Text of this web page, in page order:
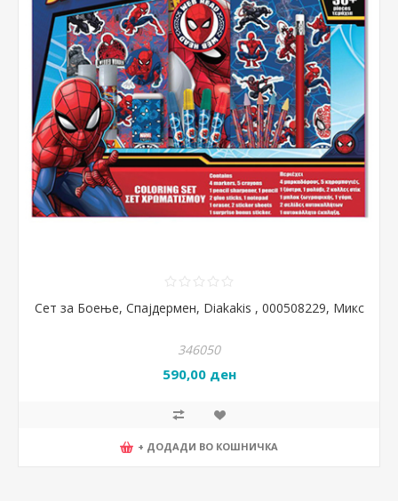
Сет за Боење, Спајдермен, Diakakis , 000508229, Микс
346050
590,00 ден
+ ДОДАДИ ВО КОШНИЧКА